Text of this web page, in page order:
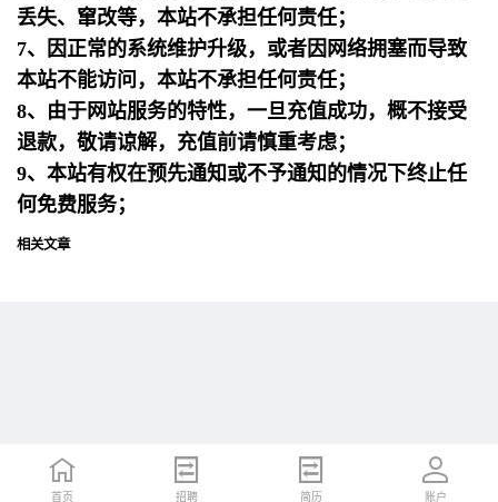
丢失、窜改等，本站不承担任何责任；
7、因正常的系统维护升级，或者因网络拥塞而导致
本站不能访问，本站不承担任何责任；
8、由于网站服务的特性，一旦充值成功，概不接受
退款，敬请谅解，充值前请慎重考虑；
9、本站有权在预先通知或不予通知的情况下终止任
何免费服务；
相关文章
首页 招聘 简历 账户
首页 招聘 简历 账户